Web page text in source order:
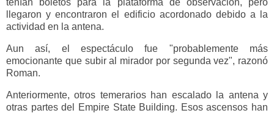
tenían boletos para la plataforma de observación, pero
llegaron y encontraron el edificio acordonado debido a la
actividad en la antena.
Aun así, el espectáculo fue "probablemente más
emocionante que subir al mirador por segunda vez", razonó
Roman.
Anteriormente, otros temerarios han escalado la antena y
otras partes del Empire State Building. Esos ascensos han